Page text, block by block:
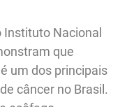
Nacional
que
um dos principais
câncer no Brasil.